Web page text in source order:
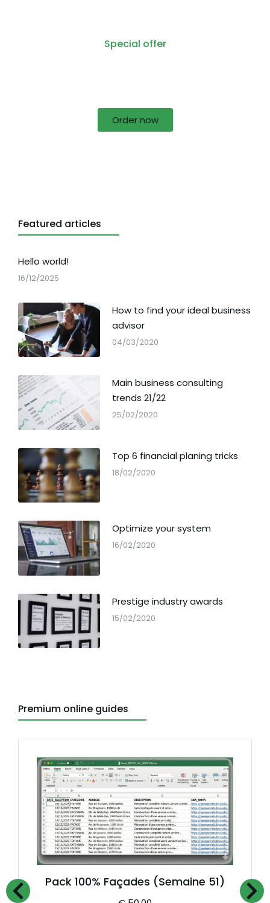
Special offer
Order now
Featured articles
Hello world!
16/12/2025
How to find your ideal business
advisor
04/03/2020
Main business consulting
trends 21/22
25/02/2020
Top 6 financial planing tricks
18/02/2020
Optimize your system
16/02/2020
Prestige industry awards
15/02/2020
Premium online guides
Pack 100% Façades (Semaine 51)